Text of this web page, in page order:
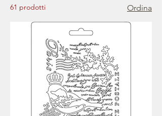
61 prodotti Ordina